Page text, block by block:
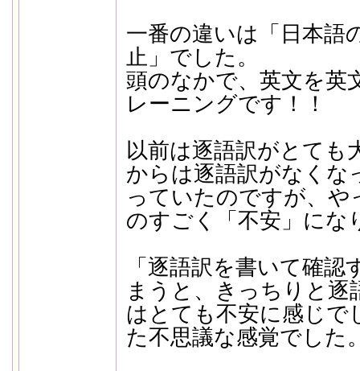
一番の違いは「日本語
止」でした。
頭のなかで、英文を英
レーニングです！！
以前は逐語訳がとても
からは逐語訳がなくな
っていたのですが、
のすごく「不安」にな
「逐語訳を書いて確
まうと、きっちりと逐
はとても不安に感じで
た不思議な感覚でした